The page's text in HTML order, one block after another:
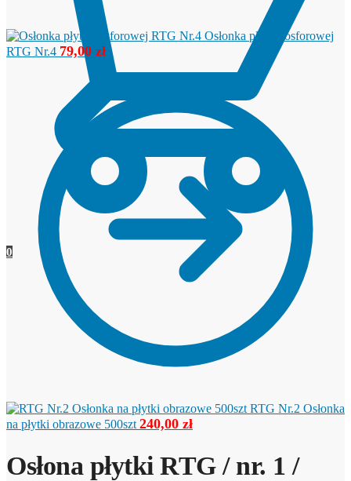
0
Osłonka płytki fosforowej
RTG Nr.4 79,00 zł
RTG Nr.2 Osłonka
na płytki obrazowe 500szt 240,00 zł
Osłona płytki RTG / nr. 1 /